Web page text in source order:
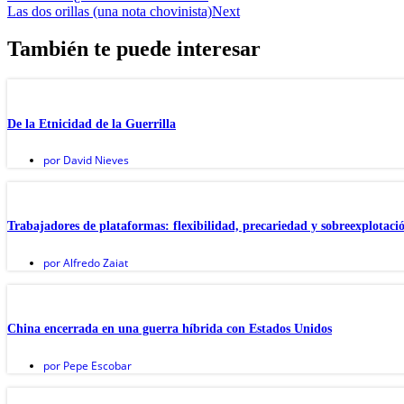
Las dos orillas (una nota chovinista)Next
También te puede interesar
De la Etnicidad de la Guerrilla
por David Nieves
Trabajadores de plataformas: flexibilidad, precariedad y
porAlfredo Zaiat
China encerrada en una guerra híbrida con Estados Unidos
por Pepe Escobar